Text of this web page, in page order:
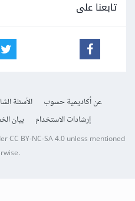
تابعنا على
عن أكاديمية حسوب الأسئلة
إرشادات الاستخدام
بيان
CC BY-NC-SA 4.0unless mentioned